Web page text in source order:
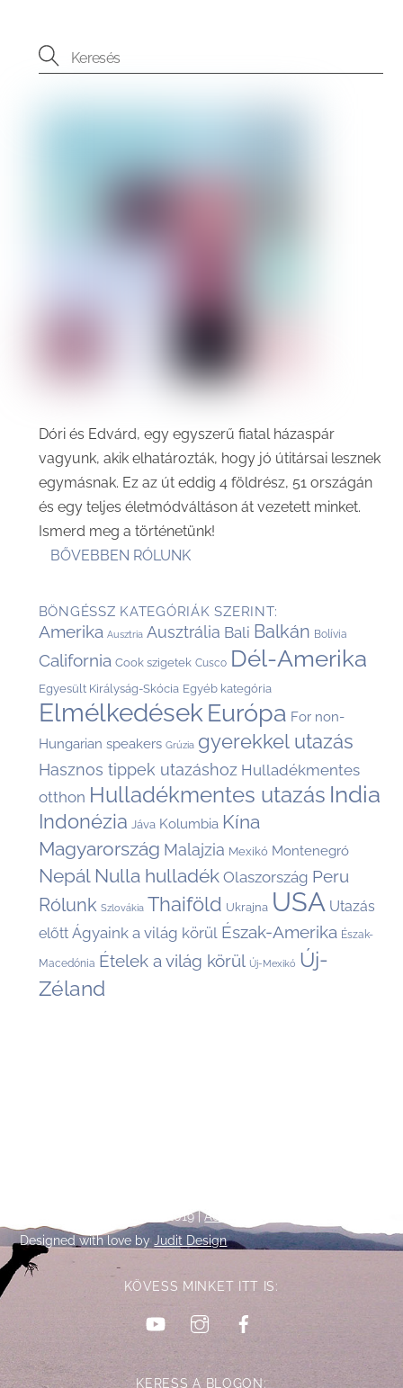
Dóri és Edvárd, egy egyszerű fiatal házaspár
vagyunk, akik elhatározták, hogy jó útitársai lesznek
egymásnak. Ez az út eddig 4 földrész, 51 országán
és egy teljes életmódváltáson át vezetett minket.
Ismerd meg a történetünk!
BŐVEBBEN RÓLUNK
BÖNGÉSSZ KATEGÓRIÁK SZERINT:
Amerika Ausztria Ausztrália Bali Balkán Bolívia
California Cook szigetek Cusco Dél-Amerika
Egyesült Királyság-Skócia Egyéb kategória
Elmélkedések Európa For non-
Hungarian speakers Grúzia gyerekkel utazás
Hasznos tippek utazáshoz Hulladékmentes
otthon Hulladékmentes utazás India
Indonézia Jáva Kolumbia Kína
Magyarország Malajzia Mexikó Montenegró
Nepál Nulla hulladék Olaszország Peru
Rólunk Szlovákia Thaiföld Ukrajna USA Utazás
előtt Ágyaink a világ körül Észak-Amerika Észak-
Macedónia Ételek a világ körül Új-Mexikó Új-
Zéland
To
2019 |Adatkezelési tájékoztató
Designed with love byJudit Design
KÖVESS MINKET ITT IS:
YouTubeInstagram
KERESS A BLOGON: